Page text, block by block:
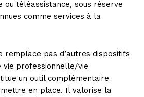
ou téléassistance, sous réserve
comme services à la
remplace pas d’autres dispositifs
vie professionnelle/vie
un outil complémentaire
en place. Il valorise la